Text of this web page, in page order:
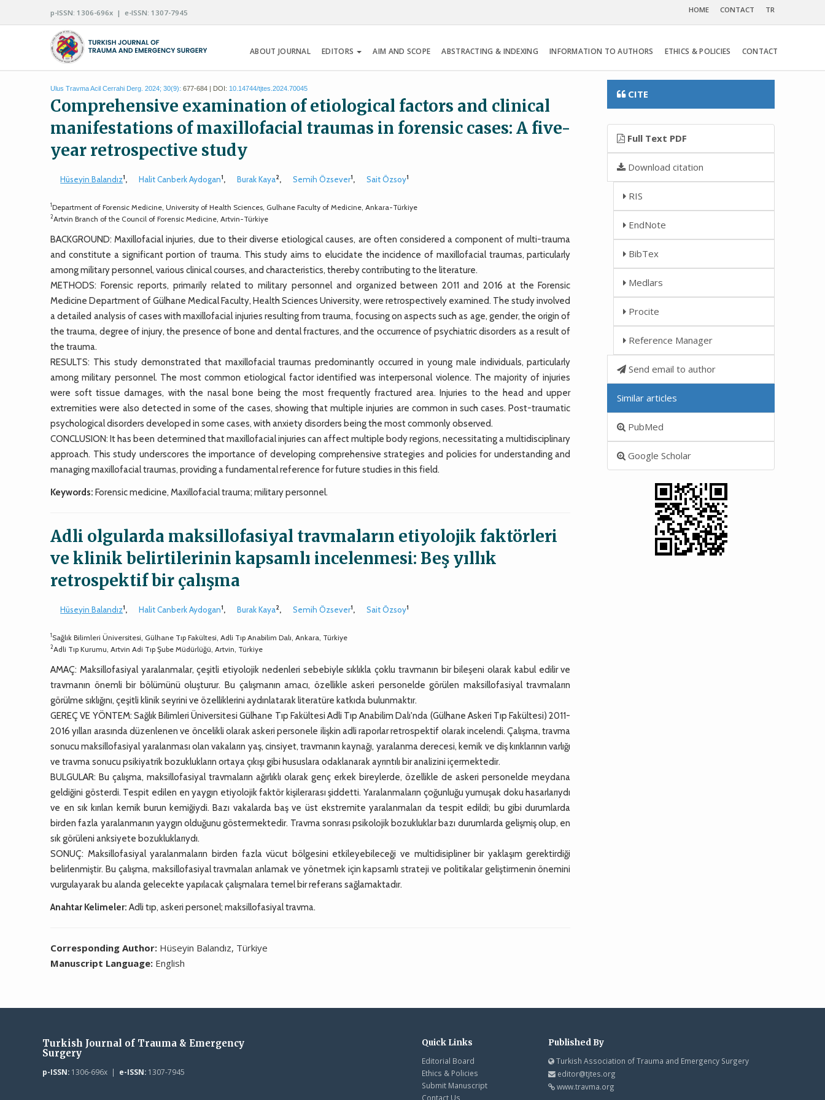
p-ISSN: 1306-696x | e-ISSN: 1307-7945 HOME CONTACT TR
ABOUT JOURNAL EDITORS AIM AND SCOPE ABSTRACTING & INDEXING INFORMATION TO AUTHORS ETHICS & POLICIES CONTACT
Ulus Travma Acil Cerrahi Derg. 2024; 30(9): 677-684 | DOI: 10.14744/tjtes.2024.70045
Comprehensive examination of etiological factors and clinical
manifestations of maxillofacial traumas in forensic cases: A five-
year retrospective study
Hüseyin Balandız1, Halit Canberk Aydogan1, Burak Kaya2, Semih Özsever1, Sait Özsoy1
1Department of Forensic Medicine, University of Health Sciences, Gulhane Faculty of Medicine, Ankara-Türkiye
2Artvin Branch of the Council of Forensic Medicine, Artvin-Türkiye
BACKGROUND: Maxillofacial injuries, due to their diverse etiological causes, are often considered a component of multi-trauma
and constitute a significant portion of trauma. This study aims to elucidate the incidence of maxillofacial traumas, particularly
among military personnel, various clinical courses, and characteristics, thereby contributing to the literature.
METHODS: Forensic reports, primarily related to military personnel and organized between 2011 and 2016 at the Forensic
Medicine Department of Gülhane Medical Faculty, Health Sciences University, were retrospectively examined. The study involved
a detailed analysis of cases with maxillofacial injuries resulting from trauma, focusing on aspects such as age, gender, the origin of
the trauma, degree of injury, the presence of bone and dental fractures, and the occurrence of psychiatric disorders as a result of
the trauma.
RESULTS: This study demonstrated that maxillofacial traumas predominantly occurred in young male individuals, particularly
among military personnel. The most common etiological factor identified was interpersonal violence. The majority of injuries
were soft tissue damages, with the nasal bone being the most frequently fractured area. Injuries to the head and upper
extremities were also detected in some of the cases, showing that multiple injuries are common in such cases. Post-traumatic
psychological disorders developed in some cases, with anxiety disorders being the most commonly observed.
CONCLUSION: It has been determined that maxillofacial injuries can affect multiple body regions, necessitating a multidisciplinary
approach. This study underscores the importance of developing comprehensive strategies and policies for understanding and
managing maxillofacial traumas, providing a fundamental reference for future studies in this field.
Keywords: Forensic medicine, Maxillofacial trauma; military personnel.
Adli olgularda maksillofasiyal travmaların etiyolojik faktörleri
ve klinik belirtilerinin kapsamlı incelenmesi: Beş yıllık
retrospektif bir çalışma
Hüseyin Balandız1, Halit Canberk Aydogan1, Burak Kaya2, Semih Özsever1, Sait Özsoy1
1Sağlık Bilimleri Üniversitesi, Gülhane Tıp Fakültesi, Adli Tıp Anabilim Dalı, Ankara, Türkiye
2Adli Tıp Kurumu, Artvin Adi Tıp Şube Müdürlüğü, Artvin, Türkiye
AMAÇ: Maksillofasiyal yaralanmalar, çeşitli etiyolojik nedenleri sebebiyle sıklıkla çoklu travmanın bir bileşeni olarak kabul edilir ve
travmanın önemli bir bölümünü oluşturur. Bu çalışmanın amacı, özellikle askeri personelde görülen maksillofasiyal travmaların
görülme sıklığını, çeşitli klinik seyrini ve özelliklerini aydınlatarak literatüre katkıda bulunmaktır.
GEREÇ VE YÖNTEM: Sağlık Bilimleri Üniversitesi Gülhane Tıp Fakültesi Adli Tıp Anabilim Dalı'nda (Gülhane Askeri Tıp Fakültesi) 2011-
2016 yılları arasında düzenlenen ve öncelikli olarak askeri personele ilişkin adli raporlar retrospektif olarak incelendi. Çalışma, travma
sonucu maksillofasiyal yaralanması olan vakaların yaş, cinsiyet, travmanın kaynağı, yaralanma derecesi, kemik ve diş kırıklarının varlığı
ve travma sonucu psikiyatrik bozuklukların ortaya çıkışı gibi hususlara odaklanarak ayrıntılı bir analizini içermektedir.
BULGULAR: Bu çalışma, maksillofasiyal travmaların ağırlıklı olarak genç erkek bireylerde, özellikle de askeri personelde meydana
geldiğini gösterdi. Tespit edilen en yaygın etiyolojik faktör kişilerarası şiddetti. Yaralanmaların çoğunluğu yumuşak doku hasarlarıydı
ve en sık kırılan kemik burun kemiğiydi. Bazı vakalarda baş ve üst ekstremite yaralanmaları da tespit edildi; bu gibi durumlarda
birden fazla yaralanmanın yaygın olduğunu göstermektedir. Travma sonrası psikolojik bozukluklar bazı durumlarda gelişmiş olup, en
sık görüleni anksiyete bozukluklarıydı.
SONUÇ: Maksillofasiyal yaralanmaların birden fazla vücut bölgesini etkileyebileceği ve multidisipliner bir yaklaşım gerektirdiği
belirlenmiştir. Bu çalışma, maksillofasiyal travmaları anlamak ve yönetmek için kapsamlı strateji ve politikalar geliştirmenin önemini
vurgulayarak bu alanda gelecekte yapılacak çalışmalara temel bir referans sağlamaktadır.
Anahtar Kelimeler: Adli tıp, askeri personel; maksillofasiyal travma.
Corresponding Author: Hüseyin Balandız, Türkiye
Manuscript Language: English
CITE
Full Text PDF
Download citation
RIS
EndNote
BibTex
Medlars
Procite
Reference Manager
Send email to author
Similar articles
PubMed
Google Scholar
Turkish Journal of Trauma & Emergency
Surgery
p-ISSN:1306-696x | e-ISSN:1307-7945
Quick Links
Editorial Board
Ethics & Policies
Submit Manuscript
Contact Us
Published By
Turkish Association of Trauma and Emergency Surgery
editor@tjtes.org
www.travma.org